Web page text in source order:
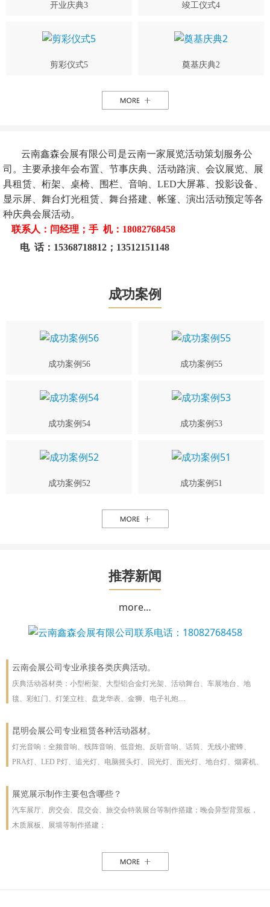
开业庆典3 竣工仪式4
剪彩仪式5 奠基庆典2
云南鑫森会展有限公司是云南一家展览活动策划服务公
司。主要承接年会布置、节事庆典、活动路演、会议展览、展
具租赁、桁架、桌椅、围栏、音响、LED大屏幕、投影设备、
显示屏、舞台灯光租赁、舞台搭建、帐篷、演出活动预定等各
种庆典会展活动。
联系人：闫经理；手 机：18082768458
电 话：15368718812；13512151148
成功案例
成功案例56 成功案例55
成功案例54 成功案例53
成功案例52 成功案例51
推荐新闻
more…
云南会展公司专业承接各类庆典活动。
庆典活动器材类：小型桁架、大型铝合金灯光架、活动舞台、车展地台、地
毯、彩虹门、灯笼立柱、盘龙华表、金狮、电子礼炮....
昆明会展公司专业租赁各种活动器材。
灯光音响：全频音响、线阵音响、低音炮、反听音响、话筒、无线小蜜蜂、
PRA灯、LED P灯、追光灯、电脑摇头灯、回光灯、面光灯、地台灯、烟雾机、
展览展示制作主要包含哪些？
汽车展厅、房交会、昆交会、旅交会特装展台等制作搭建；晚会异型背景板，
木质展板、展墙等制作搭建；